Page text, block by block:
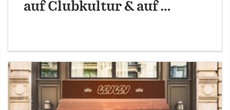
auf Clubkultur & auf …